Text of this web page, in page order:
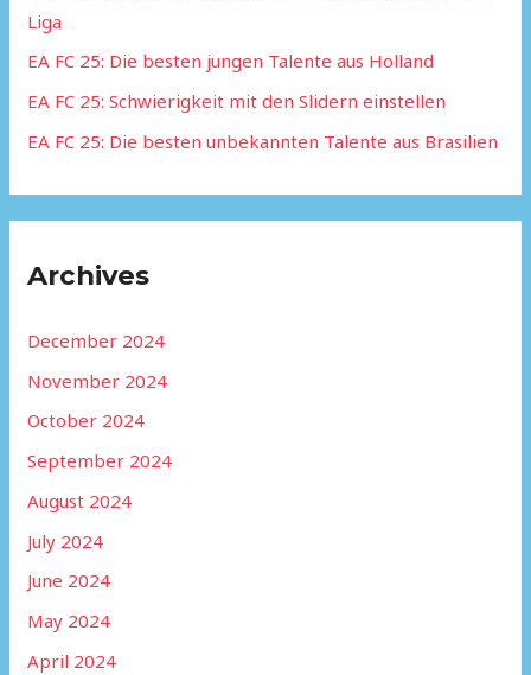
r
:
Liga
EA FC 25: Die besten jungen Talente aus Holland
EA FC 25: Schwierigkeit mit den Slidern einstellen
EA FC 25: Die besten unbekannten Talente aus Brasilien
Archives
December 2024
November 2024
October 2024
September 2024
August 2024
July 2024
June 2024
May 2024
April 2024